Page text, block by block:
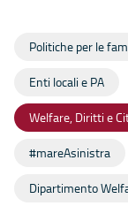
Politiche per le
Enti locali e PA
Welfare, Diritti e
#mareAsinistra
Dipartimento